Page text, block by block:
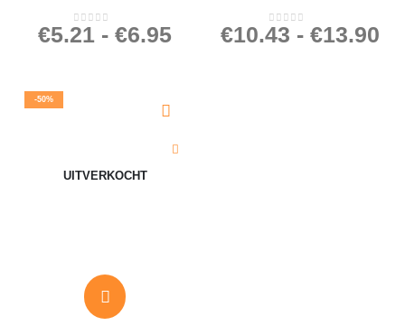
0out of 5
€5.21 - €6.95 0 out of 5
€10.43 - €13.90
-50%
UITVERKOCHT